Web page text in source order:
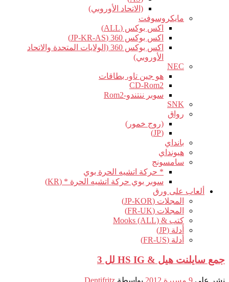
(الاتحاد الأوروبي)
مايكروسوفت
اكس بوكس (ALL)
اكس بوكس 360 (JP-KR-AS)
اكس بوكس 360 (الولايات المتحدة والاتحاد
الأوروبي)
NEC
هو جين تاو، بطاقات
CD-Rom2
سوبر ننتندو-Rom2
SNK
رواق
(روج خمور)
(JP)
بانداي
هيونداي
سامسونج
* حركة اتشيه الحرة بوي
سوبر بوي حركة اتشيه الحرة * (KR)
ألعاب على ورق
المجلات (JP-KOR)
المجلات (FR-UK)
كتب & Mooks (ALL)
أدلة (JP)
أدلة (FR-US)
جمع سايلنت هيل & HS IG لل 3
نشر على 9 مسيرة 2012 بواسطة Dentifritz